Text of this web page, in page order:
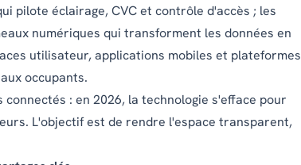
pilote éclairage, CVC et contrôle d'accès ; les
numériques qui transforment les données en
utilisateur, applications mobiles et plateformes
occupants.
: en 2026, la technologie s'efface pour
L'objectif est de rendre l'espace transparent,